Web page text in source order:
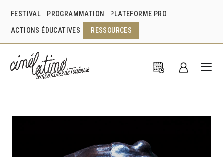
FESTIVAL PROGRAMMATION PLATEFORME PRO
ACTIONS ÉDUCATIVES RESSOURCES